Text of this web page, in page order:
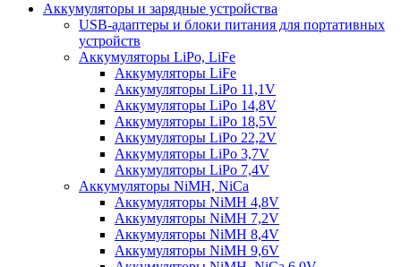
Аккумуляторы и зарядные устройства
USB-адаптеры и блоки питания для портативных
устройств
Аккумуляторы LiPo, LiFe
Аккумуляторы LiFe
Аккумуляторы LiPo 11,1V
Аккумуляторы LiPo 14,8V
Аккумуляторы LiPo 18,5V
Аккумуляторы LiPo 22,2V
Аккумуляторы LiPo 3,7V
Аккумуляторы LiPo 7,4V
Аккумуляторы NiMH, NiCa
Аккумуляторы NiMH 4,8V
Аккумуляторы NiMH 7,2V
Аккумуляторы NiMH 8,4V
Аккумуляторы NiMH 9,6V